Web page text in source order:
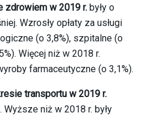
zdrowiem w 2019 r. były o
Wzrosły opłaty za usługi
(o 3,8%), szpitalne (o
Więcej niż w 2018 r.
farmaceutyczne (o 3,1%).
transportu w 2019 r.
niż w 2018 r. były